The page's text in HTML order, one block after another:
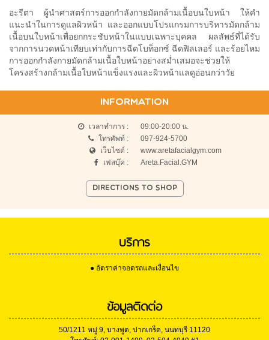
อะรีตา ผู้นำศาสตร์การออกกำลังกายมัดกล้ามเนื้อบนใบหน้า ให้คำ
แนะนำในการดูแลผิวหน้า และออกแบบโปรแกรมการบริหารมัดกล้าม
เนื้อบนใบหน้าเพื่อยกกระชับหน้าในแบบเฉพาะบุคคล ผลลัพธ์ที่ได้รับ
จากการนวดหน้าเทียบเท่ากับการฉีดโบท็อกซ์ ฉีดฟิลเลอร์ และร้อยไหม
การออกกำลังกายมัดกล้ามเนื้อใบหน้าอย่างสม่ำเสมอจะช่วยให้
โครงสร้างกล้ามเนื้อใบหน้าแข็งแรงและผิวหน้าแลดูอ่อนกว่าวัย
INFORMATION
เวลาทำการ :
โทรศัพท์ :
เว็บไซต์ :
เฟสบุ๊ค :
09:00-20:00 น.
097-924-5700
www.aretafacialgym.com
Areta.Facial.GYM
DIRECTIONS TO SHOP
บริการ
● อัตราค่าจอดรถและเงื่อนไข
ข้อมูลติดต่อ
50/1211 หมู่ 9, บางพูด, ปากเกร็ด, นนทบุรี 11120